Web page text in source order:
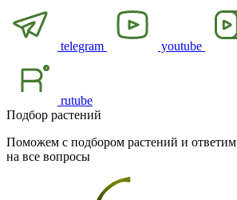
telegram youtube
rutube
Подбор растений
Поможем с подбором растений и ответим
на все вопросы